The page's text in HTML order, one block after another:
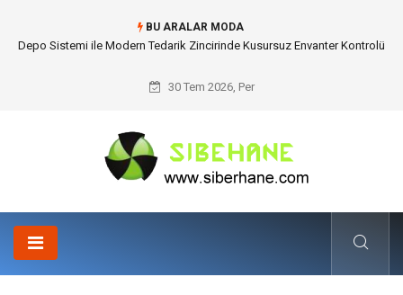
BU ARALAR MODA
Akrilik Boyama Seti ile Evinizde Dijitalden Uzak Bir Deşarj Alanı Tasarlayın
30 Tem 2026, Per